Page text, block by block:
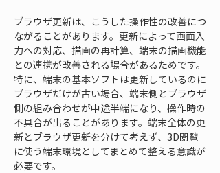
ブラウザ更新は、こうした操作性の改善につ
ながることがあります。更新によって画面入
力への対応、描画の再計算、端末の描画機能
との連携が改善される場合があるためです。
特に、端末の基本ソフトは更新しているのに
ブラウザだけが古い場合、端末側とブラウザ
側の組み合わせが中途半端になり、操作時の
不具合が出ることがあります。端末全体の更
新とブラウザ更新を分けて考えず、3D閲覧
に使う端末環境としてまとめて整える意識が
必要です。